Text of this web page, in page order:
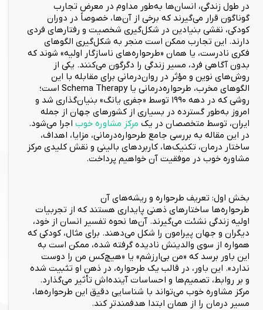
در طول زندگی، انسان‌ها به‌طور مداوم در معرض تجارب
گوناگون قرار می‌گیرند که برخی از آن‌ها، خصوصاً در دوران
کودکی، نقشی بنیادین در شکل‌گیری شخصیت و رفتارهای فردی
دارند. این تجارب ممکن است منجر به شکل‌گیری الگوهای
فکری نادرست، یا همان «طرحواره‌های ناسازگار اولیه» شوند که
بدون آگاهی فرد، مسیر زندگی را دگرگون می‌کنند. یکی از
روش‌های نوین و مؤثر در روان‌درمانی برای مقابله با این
الگوهای مخرب، طرحواره‌درمانی یا Schema Therapy است؛
روشی که در دهه ۱۹۹۰ توسط «جفری یانگ» بنیان‌گذاری شد و
امروز به‌طور گسترده در بسیاری از کشورهای جهان از جمله
ایران، توسط متخصصان در یک مرکز مشاوره خوب اجرا می‌شود.
در این مقاله به بررسی جامع طرحواره‌درمانی، مزایا، اهداف،
ساختار درمان، تکنیک‌ها، کاربردهای بالینی و نقش کلیدی مرکز
مشاوره خوب در موفقیت آن خواهیم پرداخت.
بخش اول: تعریف طرحواره و ریشه‌های آن
طرحواره‌ها ساختارهای ذهنی پایداری هستند که از تجربیات
اولیه زندگی نشئت می‌گیرند. آن‌ها نحوه تفسیر انسان از خود،
دیگران و جهان پیرامون را شکل می‌دهند. برای مثال، کودکی که
همواره از سوی والدینش نادیده گرفته شده، ممکن است به
این باور برسد که «من بی‌ارزشم» یا «هیچ‌کس من را دوست
ندارد». این باور، در قالب یک طرحواره، در ذهن او تثبیت شده
و بر روابط، تصمیم‌ها و احساسات آینده‌اش تأثیر می‌گذارد.
مرکز مشاوره خوب می‌تواند با شناسایی دقیق این طرحواره‌ها،
مسیر درمان را از همان ابتدا هدفمندتر کند.